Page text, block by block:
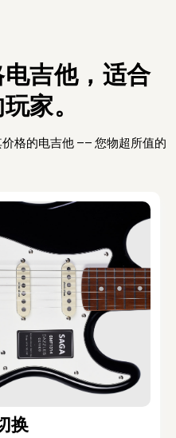
吉他，适合
家。
格的电吉他 —— 您物超所值的
换